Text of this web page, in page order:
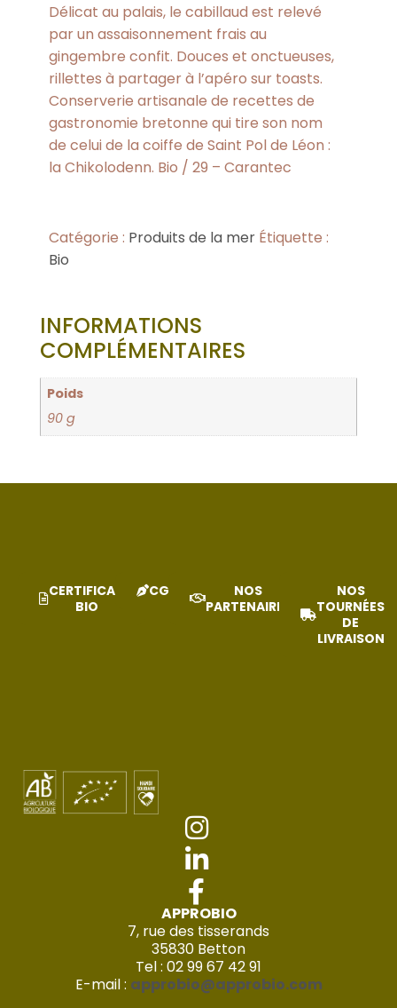
Délicat au palais, le cabillaud est relevé
par un assaisonnement frais au
gingembre confit. Douces et onctueuses,
rillettes à partager à l’apéro sur toasts.
Conserverie artisanale de recettes de
gastronomie bretonne qui tire son nom
de celui de la coiffe de Saint Pol de Léon :
la Chikolodenn. Bio / 29 – Carantec
Catégorie : Produits de la mer Étiquette :
Bio
INFORMATIONS
COMPLÉMENTAIRES
Poids
90 g
CERTIFICAT
BIO
CGV
NOS
PARTENAIRES
NOS
TOURNÉES
DE
LIVRAISON
APPROBIO
7, rue des tisserands
35830 Betton
Tel : 02 99 67 42 91
E-mail : approbio@approbio.com